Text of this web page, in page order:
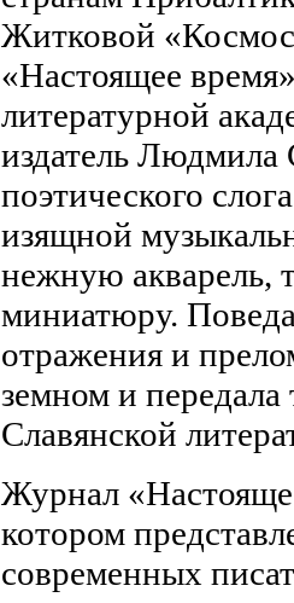
Житковой «Космос
«Настоящее
литературной
издатель Людмила
поэтического
изящной
нежную акварель,
миниатюру.
отражения и
земном и передала
Славянской
Журнал
котором
современных